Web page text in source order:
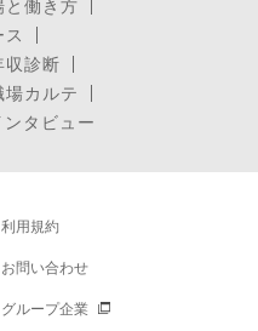
と働き方
収診断
場カルテ
タビュー
利用規約
お問い合わせ
グループ企業